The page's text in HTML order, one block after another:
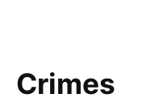
Crimes